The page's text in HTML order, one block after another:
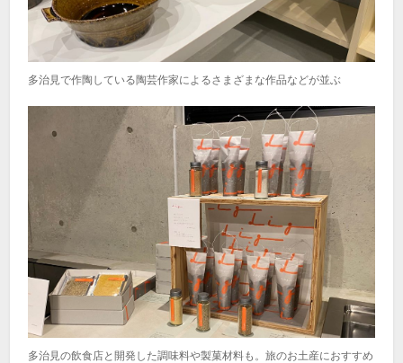
多治見で作陶している陶芸作家によるさまざまな作品などが並ぶ
多治見の飲食店と開発した調味料や製菓材料も。旅のお土産におすすめ